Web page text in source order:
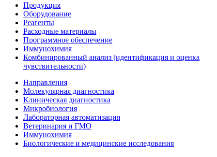
Продукция
Оборудование
Реагенты
Расходные материалы
Программное обеспечение
Иммунохимия
Комбинированный анализ (идентификация и оценка
чувствительности)
Направления
Молекулярная диагностика
Клиническая диагностика
Микробиология
Лабораторная автоматизация
Ветеринария и ГМО
Иммунохимия
Биологические и медицинские исследования